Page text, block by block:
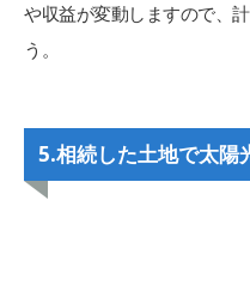
や収益が変動しますので、
う。
5.相続した土地で太陽